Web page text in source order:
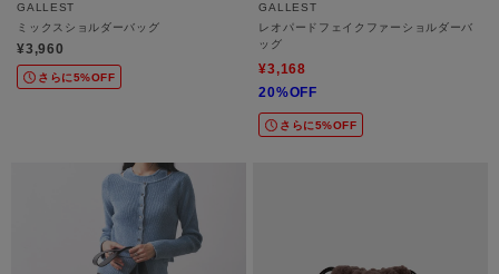
GALLEST
ミックスショルダーバッグ
¥3,960
さらに5%OFF
GALLEST
レオパードフェイクファーショルダーバ
ッグ
¥3,168
20%OFF
さらに5%OFF